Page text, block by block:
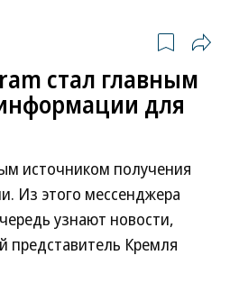
стал главным
для
источником получения
Из этого мессенджера
узнают новости,
представитель Кремля